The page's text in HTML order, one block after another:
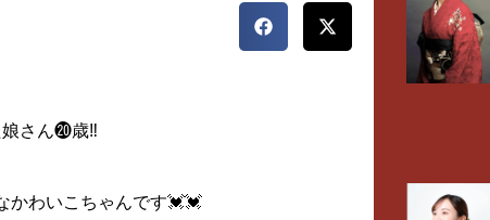
娘さん⓴歳‼
かわいこちゃんです💓💓